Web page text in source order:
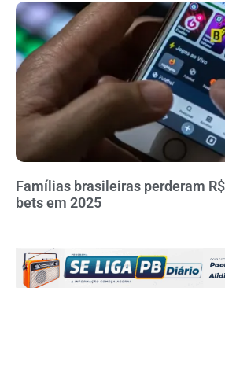
Famílias brasileiras perderam
bets em 2025